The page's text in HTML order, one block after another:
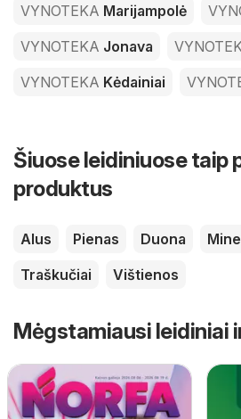
VYNOTEKA Marijampolė
VYNOTEKA Jonava
VYNOTEKA Kėdainiai
Šiuose leidiniuose taip
produktus
Alus Pienas Duona
Traškučiai
Vištienos
Mėgstamiausi leidiniai